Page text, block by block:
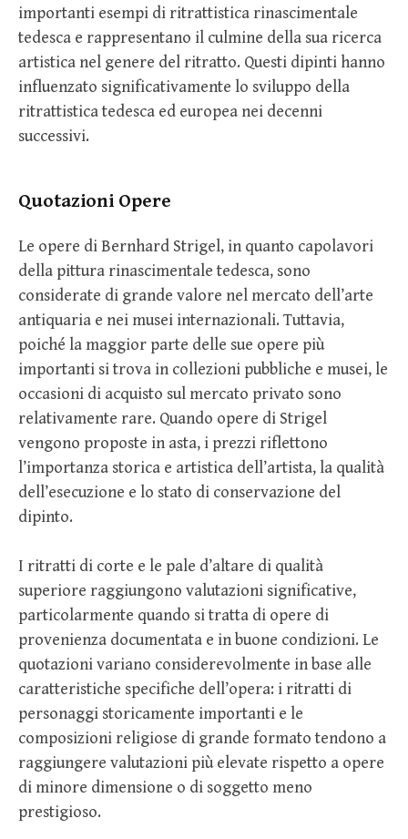
importanti esempi di ritrattistica rinascimentale
tedesca e rappresentano il culmine della sua ricerca
artistica nel genere del ritratto. Questi dipinti hanno
influenzato significativamente lo sviluppo della
ritrattistica tedesca ed europea nei decenni
successivi.
Quotazioni Opere
Le opere di Bernhard Strigel, in quanto capolavori
della pittura rinascimentale tedesca, sono
considerate di grande valore nel mercato dell’arte
antiquaria e nei musei internazionali. Tuttavia,
poiché la maggior parte delle sue opere più
importanti si trova in collezioni pubbliche e musei, le
occasioni di acquisto sul mercato privato sono
relativamente rare. Quando opere di Strigel
vengono proposte in asta, i prezzi riflettono
l’importanza storica e artistica dell’artista, la qualità
dell’esecuzione e lo stato di conservazione del
dipinto.
I ritratti di corte e le pale d’altare di qualità
superiore raggiungono valutazioni significative,
particolarmente quando si tratta di opere di
provenienza documentata e in buone condizioni. Le
quotazioni variano considerevolmente in base alle
caratteristiche specifiche dell’opera: i ritratti di
personaggi storicamente importanti e le
composizioni religiose di grande formato tendono a
raggiungere valutazioni più elevate rispetto a opere
di minore dimensione o di soggetto meno
prestigioso.